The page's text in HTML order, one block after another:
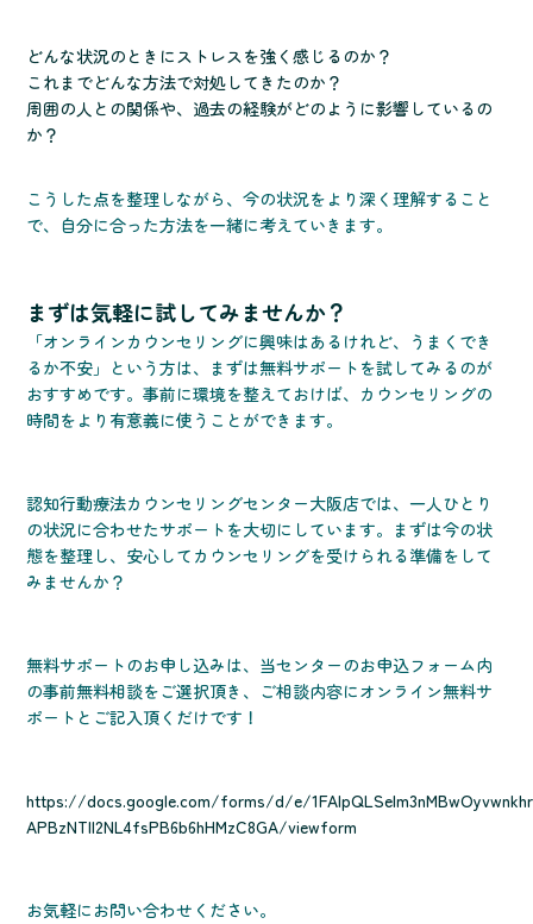
どんな状況のときにストレスを強く感じるのか？
これまでどんな方法で対処してきたのか？
周囲の人との関係や、過去の経験がどのように影響しているの
か？
こうした点を整理しながら、今の状況をより深く理解すること
で、自分に合った方法を一緒に考えていきます。
まずは気軽に試してみませんか？
「オンラインカウンセリングに興味はあるけれど、うまくでき
るか不安」という方は、まずは無料サポートを試してみるのが
おすすめです。事前に環境を整えておけば、カウンセリングの
時間をより有意義に使うことができます。
認知行動療法カウンセリングセンター大阪店では、一人ひとり
の状況に合わせたサポートを大切にしています。まずは今の状
態を整理し、安心してカウンセリングを受けられる準備をして
みませんか？
無料サポートのお申し込みは、当センターのお申込フォーム内
の事前無料相談をご選択頂き、ご相談内容にオンライン無料サ
ポートとご記入頂くだけです！
https://docs.google.com/forms/d/e/
APBzNTll2NL4fsPB6b6hHMzC8GA/viewform
お気軽にお問い合わせください。